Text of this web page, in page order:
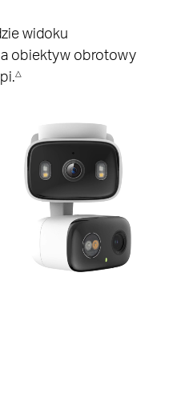
widoku
obiektyw obrotowy
△